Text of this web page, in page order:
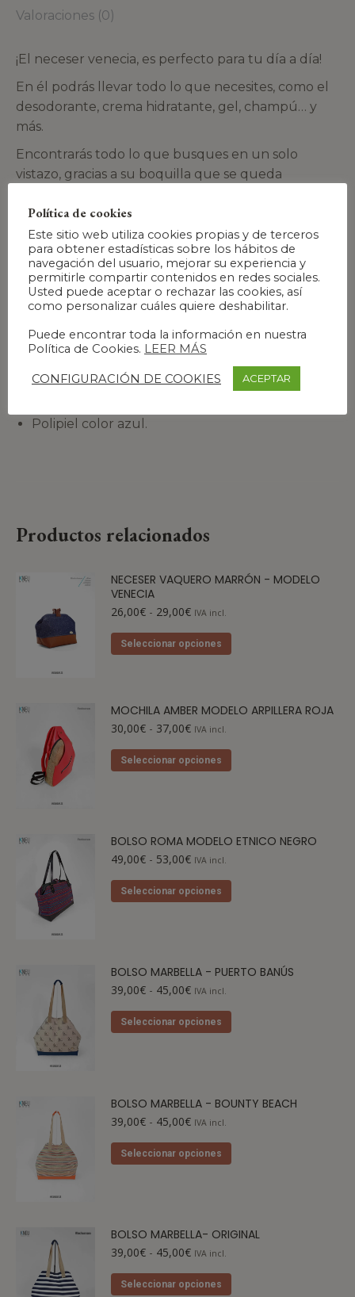
Valoraciones (0)
¡El neceser venecia, es perfecto para tu día a día!
En él podrás llevar todo lo que necesites, como el
desodorante, crema hidratante, gel, champú… y
más.
Encontrarás todo lo que busques en un solo
vistazo, gracias a su boquilla que se queda
más.
Es ideal para estas vacaciones deverano , y para
cualquier viajes que hagas
¿Te hemos contado que te cabe en cualquier sitio?
Gracias a su diseño puedes llevarlo en cualquier
sitio, no te ocupará casi espacio.
Por supuesto, todo el proceso de fabricación del
Neceser Venecia está hecho a mano
Polipiel color azul.
Productos relacionados
NECESER VAQUERO MARRÓN - MODELO
VENECIA
26,00€ - 29,00€ IVA incl.
Seleccionar opciones
MOCHILA AMBER MODELO ARPILLERA ROJA
30,00€ - 37,00€ IVA incl.
Seleccionar opciones
BOLSO ROMA MODELO ETNICO NEGRO
49,00€ - 53,00€ IVA incl.
Seleccionar opciones
BOLSO MARBELLA - PUERTO BANÚS
39,00€ - 45,00€ IVA incl.
Seleccionar opciones
BOLSO MARBELLA - BOUNTY BEACH
39,00€ - 45,00€ IVA incl.
Seleccionar opciones
BOLSO MARBELLA- ORIGINAL
39,00€ - 45,00€ IVA incl.
Seleccionar opciones
Política de cookies
Este sitio web utiliza cookies propias y de terceros
para obtener estadísticas sobre los hábitos de
navegación del usuario, mejorar su experiencia y
permitirle compartir contenidos en redes sociales.
Usted puede aceptar o rechazar las cookies, así
como personalizar cuáles quiere deshabilitar.
Puede encontrar toda la información en nuestra
Política de Cookies. LEER MÁS
CONFIGURACIÓN DE COOKIES ACEPTAR